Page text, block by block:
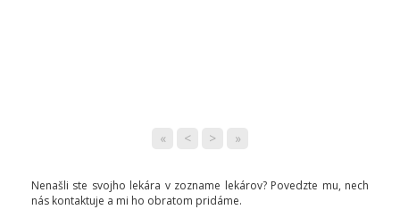
« < > »
Nenašli ste svojho lekára v zozname lekárov? Povedzte mu, nech
nás kontaktuje a mi ho obratom pridáme.